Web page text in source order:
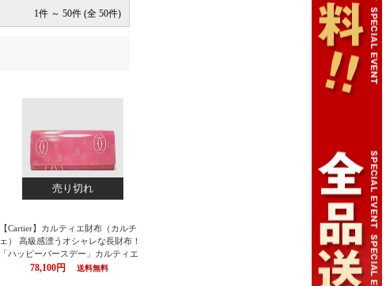
1件 ～ 50件 (全 50件)
売り切れ
【Cartier】カルティエ財布（カルチ
ェ） 高級感漂うオシャレな長財布！
「ハッピーバースデー」カルティエ
財布 長財布 さいふ サイフ （Cartier
78,100円 送料無料